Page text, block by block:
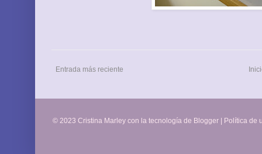
Entrada más reciente
© 2023 Cristina Marley con la tecnología de Blogger | Política de